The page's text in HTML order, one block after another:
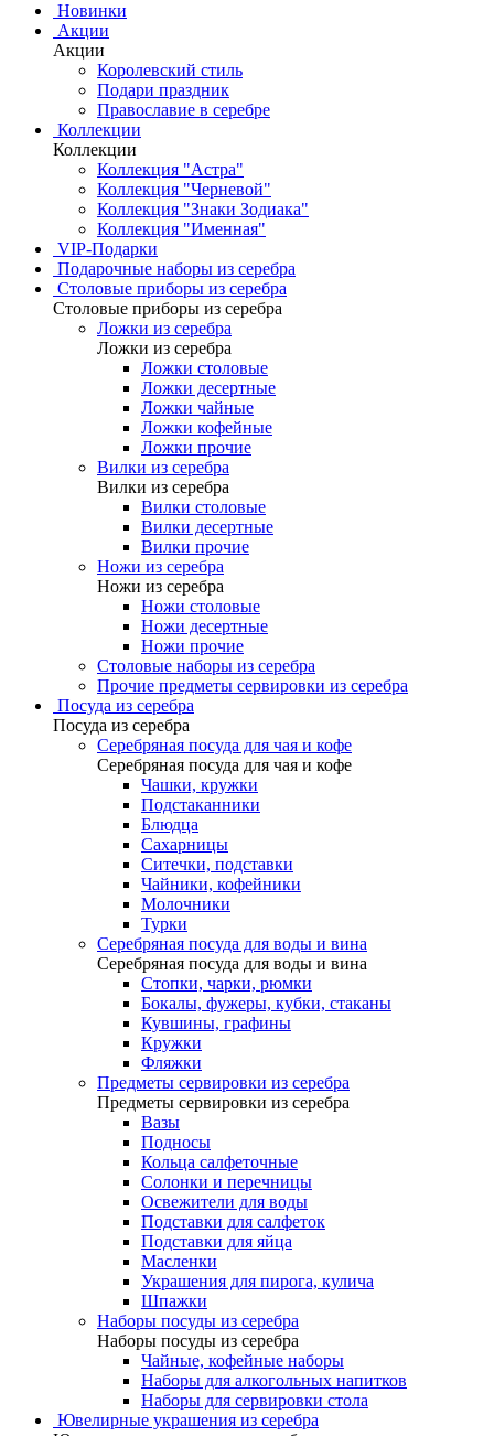
Новинки
Акции
Акции
Королевский стиль
Подари праздник
Православие в серебре
Коллекции
Коллекции
Коллекция "Астра"
Коллекция "Черневой"
Коллекция "Знаки Зодиака"
Коллекция "Именная"
VIP-Подарки
Подарочные наборы из серебра
Столовые приборы из серебра
Столовые приборы из серебра
Ложки из серебра
Ложки из серебра
Ложки столовые
Ложки десертные
Ложки чайные
Ложки кофейные
Ложки прочие
Вилки из серебра
Вилки из серебра
Вилки столовые
Вилки десертные
Вилки прочие
Ножи из серебра
Ножи из серебра
Ножи столовые
Ножи десертные
Ножи прочие
Столовые наборы из серебра
Прочие предметы сервировки из серебра
Посуда из серебра
Посуда из серебра
Серебряная посуда для чая и кофе
Серебряная посуда для чая и кофе
Чашки, кружки
Подстаканники
Блюдца
Сахарницы
Ситечки, подставки
Чайники, кофейники
Молочники
Турки
Серебряная посуда для воды и вина
Серебряная посуда для воды и вина
Стопки, чарки, рюмки
Бокалы, фужеры, кубки, стаканы
Кувшины, графины
Кружки
Фляжки
Предметы сервировки из серебра
Предметы сервировки из серебра
Вазы
Подносы
Кольца салфеточные
Солонки и перечницы
Освежители для воды
Подставки для салфеток
Подставки для яйца
Масленки
Украшения для пирога, кулича
Шпажки
Наборы посуды из серебра
Наборы посуды из серебра
Чайные, кофейные наборы
Наборы для алкогольных напитков
Наборы для сервировки стола
Ювелирные украшения из серебра